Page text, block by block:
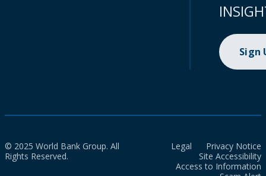
Sign
© 2025 World Bank Group. All
Rights Reserved.
Legal
Privacy Notice
Site Accessibility
Access to Information